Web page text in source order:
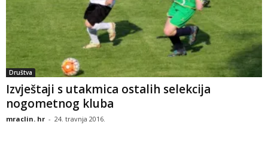
Društva
Izvještaji s utakmica ostalih selekcija
nogometnog kluba
mraclin. hr - 24. travnja 2016.